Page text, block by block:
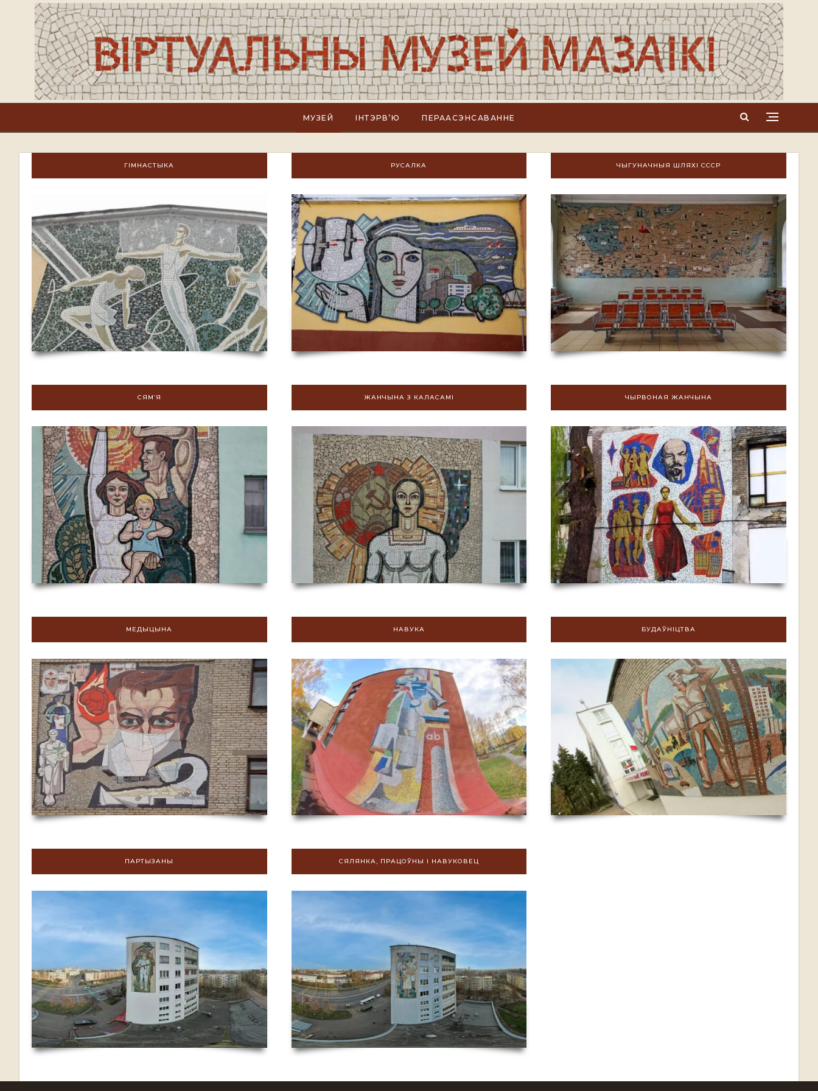
МУЗЕЙ ІНТЭРВ’Ю ПЕРААСЭНСАВАННЕ
ГІМНАСТЫКА РУСАЛКА ЧЫГУНАЧНЫЯ ШЛЯХІ СССР
СЯМ’Я ЖАНЧЫНА З КАЛАСАМІ ЧЫРВОНАЯ ЖАНЧЫНА
МЕДЫЦЫНА НАВУКА БУДАЎНІЦТВА
ПАРТЫЗАНЫ СЯЛЯНКА, ПРАЦОЎНЫ І НАВУКОВЕЦ